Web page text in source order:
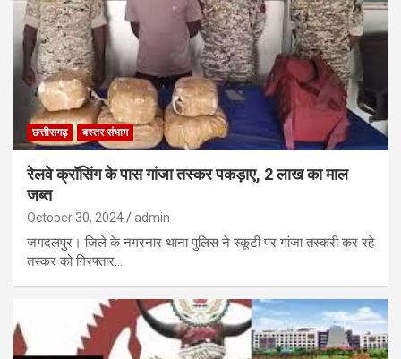
छत्तीसगढ़ बस्तर संभाग
रेलवे क्रॉसिंग के पास गांजा तस्कर पकड़ाए, 2 लाख का माल
जब्त
October 30, 2024 admin
जगदलपुर। जिले के नगरनार थाना पुलिस ने स्कूटी पर गांजा तस्करी कर रहे
तस्कर को गिरफ्तार…